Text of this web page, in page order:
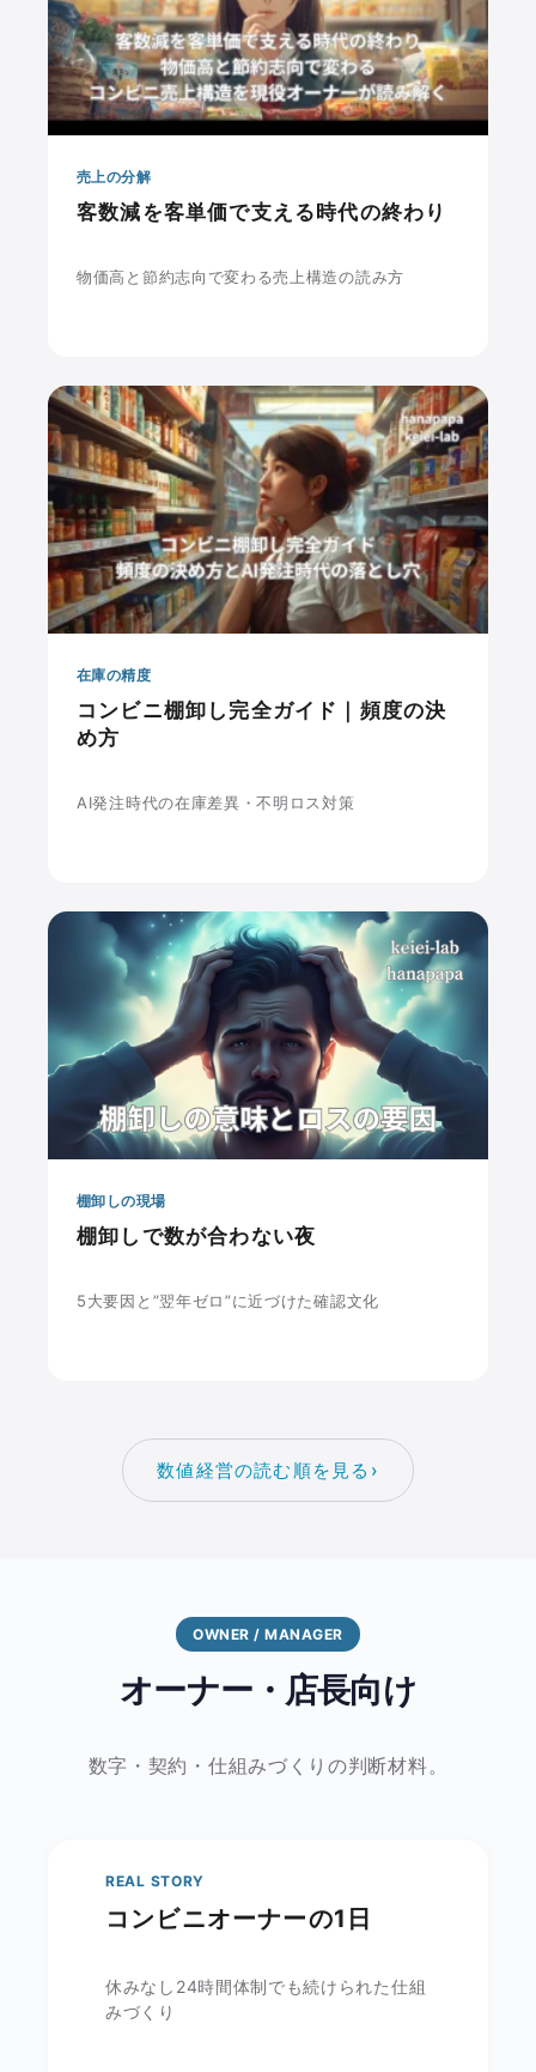
売上の分解
客数減を客単価で支える時代の終わり
物価高と節約志向で変わる売上構造の読み方
在庫の精度
コンビニ棚卸し完全ガイド｜頻度の決
め方
AI発注時代の在庫差異・不明ロス対策
棚卸しの現場
棚卸しで数が合わない夜
5大要因と”翌年ゼロ”に近づけた確認文化
数値経営の読む順を見る ›
OWNER / MANAGER
オーナー・店長向け
数字・契約・仕組みづくりの判断材料。
REAL STORY
コンビニオーナーの1日
休みなし24時間体制でも続けられた仕組
みづくり